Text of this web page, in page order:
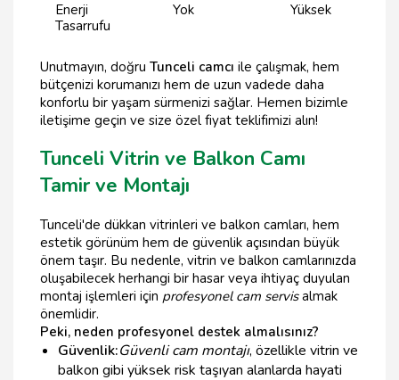
Enerji
Tasarrufu
Yok Yüksek
Unutmayın, doğru Tunceli camcı ile çalışmak, hem
bütçenizi korumanızı hem de uzun vadede daha
konforlu bir yaşam sürmenizi sağlar. Hemen bizimle
iletişime geçin ve size özel fiyat teklifimizi alın!
Tunceli Vitrin ve Balkon Camı
Tamir ve Montajı
Tunceli'de dükkan vitrinleri ve balkon camları, hem
estetik görünüm hem de güvenlik açısından büyük
önem taşır. Bu nedenle, vitrin ve balkon camlarınızda
oluşabilecek herhangi bir hasar veya ihtiyaç duyulan
montaj işlemleri için profesyonel cam servisalmak
önemlidir.
Peki, neden profesyonel destek almalısınız?
Güvenlik:Güvenli cam montajı, özellikle vitrin ve
balkon gibi yüksek risk taşıyan alanlarda hayati